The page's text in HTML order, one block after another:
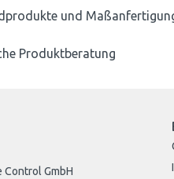
und
Produktberatung
Control GmbH